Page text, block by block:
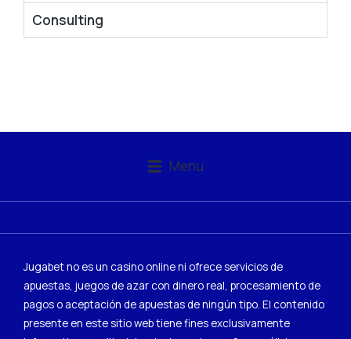
Consulting
Menu
Jugabet no es un casino online ni ofrece servicios de
apuestas, juegos de azar con dinero real, procesamiento de
pagos o aceptación de apuestas de ningún tipo. El contenido
presente en este sitio web tiene fines exclusivamente